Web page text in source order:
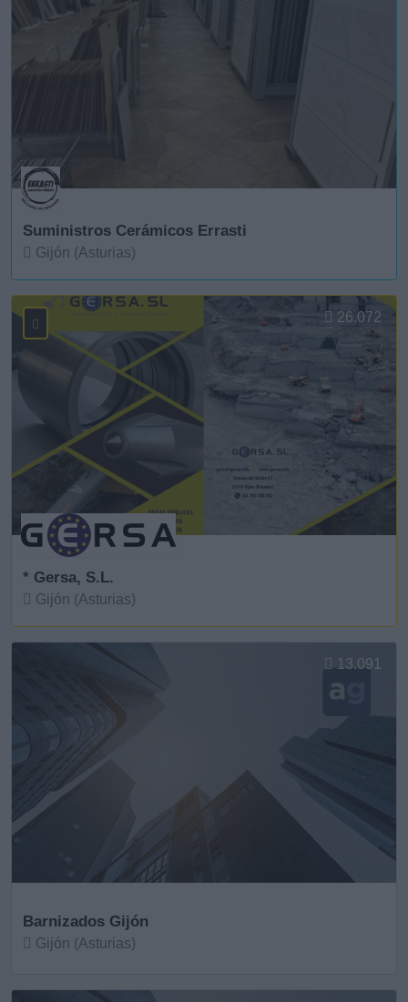
Suministros Cerámicos Errasti
Gijón (Asturias)
* Gersa, S.L.
Gijón (Asturias)
26.072
Barnizados Gijón
Gijón (Asturias)
13.091